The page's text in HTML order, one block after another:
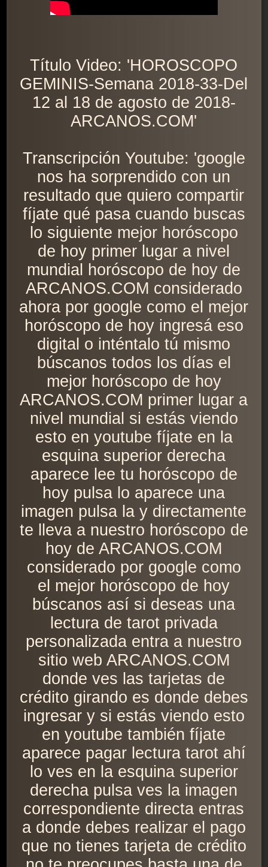
Título Video: 'HOROSCOPO
GEMINIS-Semana 2018-33-Del
12 al 18 de agosto de 2018-
ARCANOS.COM'
Transcripción Youtube: 'google
nos ha sorprendido con un
resultado que quiero compartir
fíjate qué pasa cuando buscas
lo siguiente mejor horóscopo
de hoy primer lugar a nivel
mundial horóscopo de hoy de
ARCANOS.COM considerado
ahora por google como el mejor
horóscopo de hoy ingresá eso
digital o inténtalo tú mismo
búscanos todos los días el
mejor horóscopo de hoy
ARCANOS.COM primer lugar a
nivel mundial si estás viendo
esto en youtube fíjate en la
esquina superior derecha
aparece lee tu horóscopo de
hoy pulsa lo aparece una
imagen pulsa la y directamente
te lleva a nuestro horóscopo de
hoy de ARCANOS.COM
considerado por google como
el mejor horóscopo de hoy
búscanos así si deseas una
lectura de tarot privada
personalizada entra a nuestro
sitio web ARCANOS.COM
donde ves las tarjetas de
crédito girando es donde debes
ingresar y si estás viendo esto
en youtube también fíjate
aparece pagar lectura tarot ahí
lo ves en la esquina superior
derecha pulsa ves la imagen
correspondiente directa entras
a donde debes realizar el pago
que no tienes tarjeta de crédito